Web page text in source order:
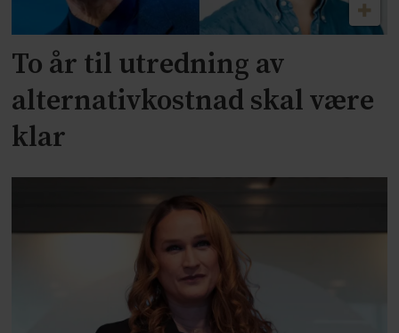
To år til utredning av
alternativkostnad skal være
klar